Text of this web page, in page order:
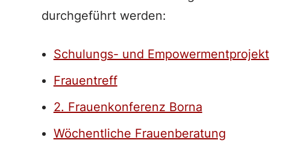
durchgeführt werden:
Schulungs- und Empowermentprojekt
Frauentreff
2. Frauenkonferenz Borna
Wöchentliche Frauenberatung